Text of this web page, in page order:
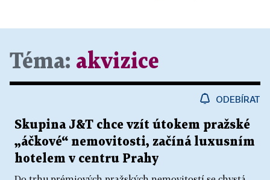
Téma: akvizice
ODEBÍRAT
Skupina J&T chce vzít útokem pražské
„áčkové“ nemovitosti, začíná luxusním
hotelem v centru Prahy